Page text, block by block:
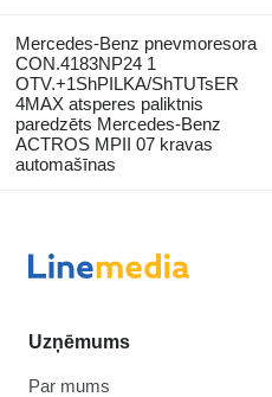
Mercedes-Benz pnevmoresora
CON.4183NP24 1
OTV.+1ShPILKA/ShTUTsER
4MAX atsperes paliktnis
paredzēts Mercedes-Benz
ACTROS MPII 07 kravas
automašīnas
Uzņēmums
Par mums